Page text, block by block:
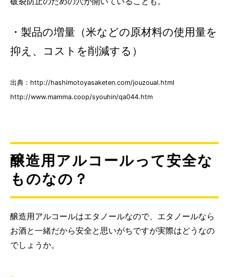
・製品の増量（米などの原材料の使用量を
抑え、コストを削減する）
出典：http://hashimotoyasaketen.com/jouzoual.html
http://www.mamma.coop/syouhin/qa044.htm
醸造用アルコールって安全な
ものなの？
醸造用アルコールはエタノールなので、エタノールなら
お酒と一緒だから安全と思いがちですが実際はどうなの
でしょうか。